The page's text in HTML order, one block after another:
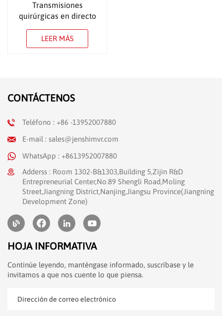
Transmisiones
quirúrgicas en directo
LEER MÁS
CONTÁCTENOS
Teléfono : +86 -13952007880
E-mail : sales@jenshimvr.com
WhatsApp : +8613952007880
Adderss : Room 1302-B&1303,Building 5,Zijin R&D
Entrepreneurial Center,No.89 Shengli Road,Moling
Street,Jiangning District,Nanjing,Jiangsu Province(Jiangning
Development Zone)
HOJA INFORMATIVA
Continúe leyendo, manténgase informado, suscríbase y le
invitamos a que nos cuente lo que piensa.